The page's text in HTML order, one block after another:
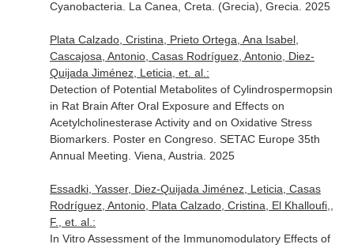
Cyanobacteria. La Canea, Creta. (Grecia), Grecia. 2025
Plata Calzado, Cristina, Prieto Ortega, Ana Isabel,
Cascajosa, Antonio, Casas Rodríguez, Antonio, Diez-
Quijada Jiménez, Leticia, et. al.:
Detection of Potential Metabolites of Cylindrospermopsin
in Rat Brain After Oral Exposure and Effects on
Acetylcholinesterase Activity and on Oxidative Stress
Biomarkers. Poster en Congreso. SETAC Europe 35th
Annual Meeting. Viena, Austria. 2025
Essadki, Yasser, Diez-Quijada Jiménez, Leticia, Casas
Rodríguez, Antonio, Plata Calzado, Cristina, El Khalloufi,,
F., et. al.:
In Vitro Assessment of the Immunomodulatory Effects of